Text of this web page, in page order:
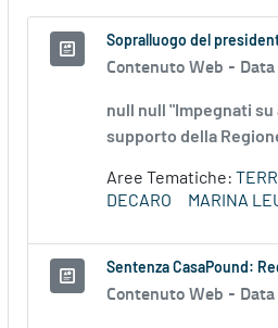
Sopralluogo del
Contenuto Web -
null null "Impegnati
supporto della
Aree Tematiche:
DECARO
MARINA
Sentenza CasaPound:
Contenuto Web -